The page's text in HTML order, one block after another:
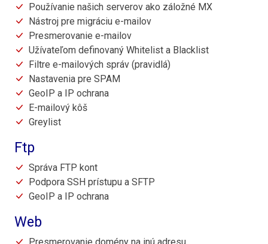
Používanie našich serverov ako záložné MX
Nástroj pre migráciu e-mailov
Presmerovanie e-mailov
Užívateľom definovaný Whitelist a Blacklist
Filtre e-mailových správ (pravidlá)
Nastavenia pre SPAM
GeoIP a IP ochrana
E-mailový kôš
Greylist
Ftp
Správa FTP kont
Podpora SSH prístupu a SFTP
GeoIP a IP ochrana
Web
Presmerovanie domény na inú adresu